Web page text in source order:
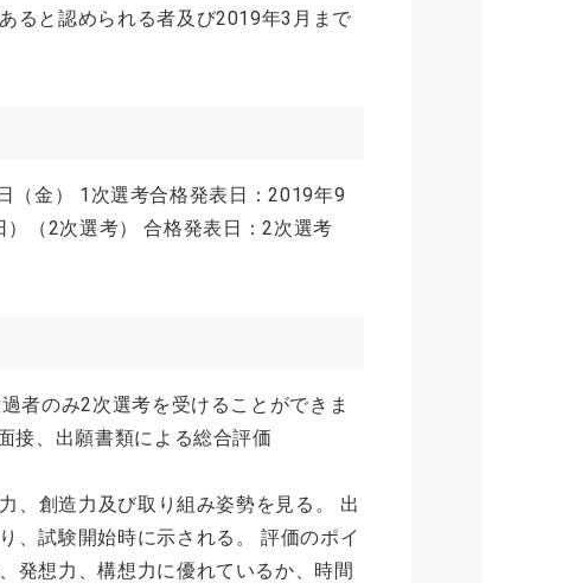
ると認められる者及び2019年3月まで
（金） 1次選考合格発表日：2019年9
（2次選考） 合格発表日：2次選考
者のみ2次選考を受けることができま
接、出願書類による総合評価
、創造力及び取り組み姿勢を見る。 出
、試験開始時に示される。 評価のポイ
発想力、構想力に優れているか、時間